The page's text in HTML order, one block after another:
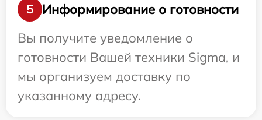
5
Информирование о готовности
Вы получите уведомление о
готовности Вашей техники Sigma, и
мы организуем доставку по
указанному адресу.